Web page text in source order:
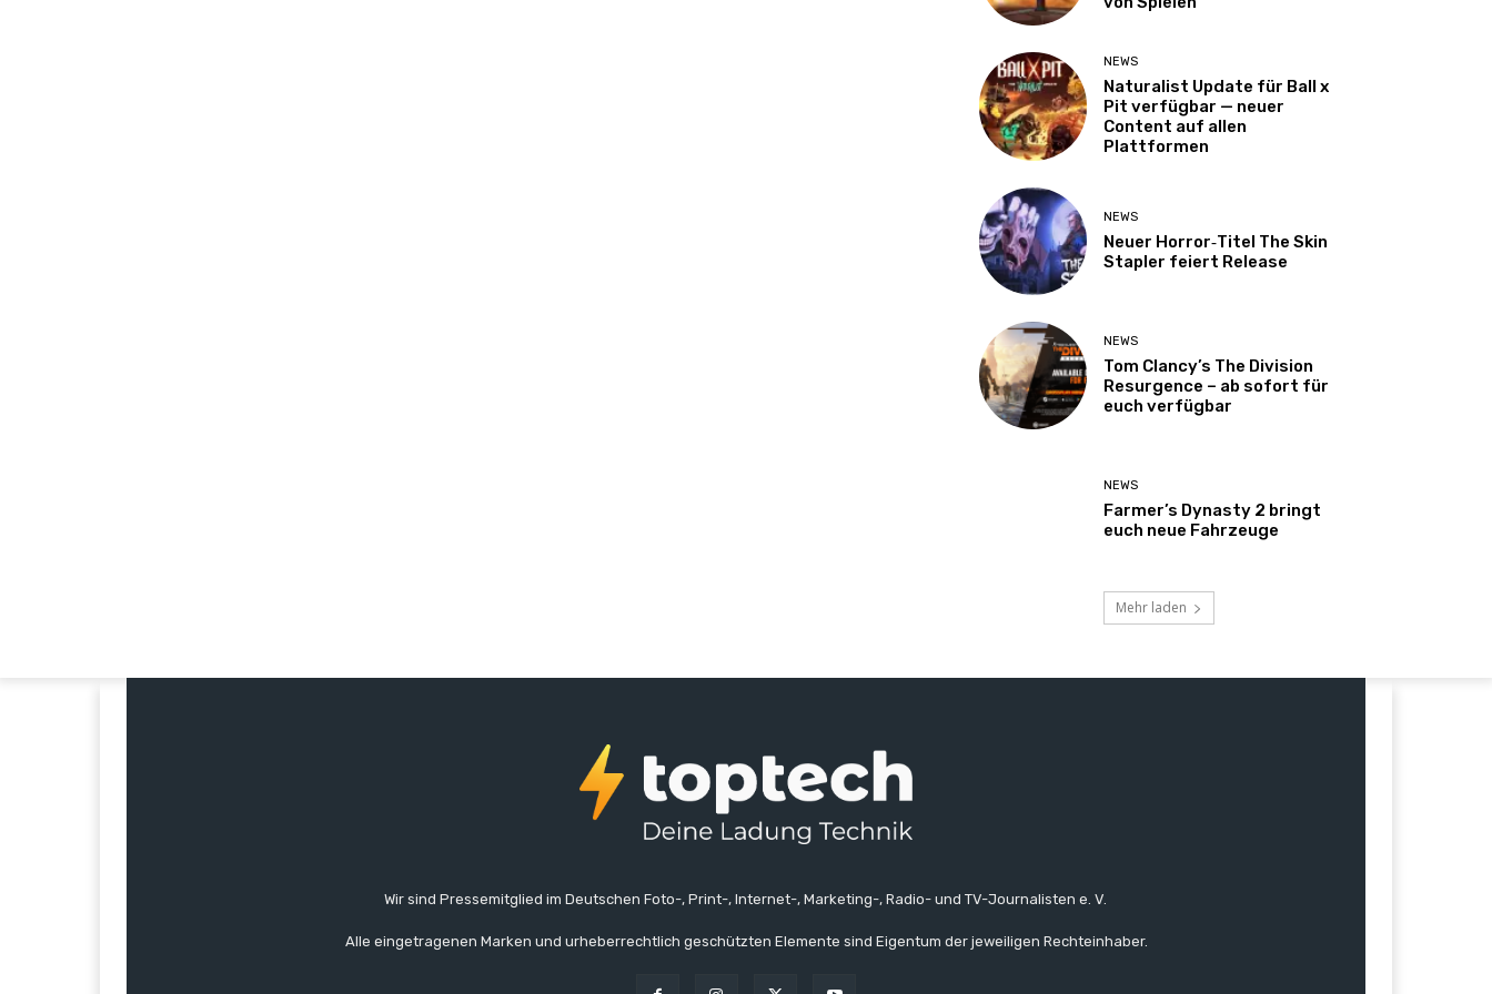
NEWS
Naturalist Update für Ball x
Pit verfügbar — neuer
Content auf allen
Plattformen
NEWS
Neuer Horror‑Titel The Skin
Stapler feiert Release
NEWS
Tom Clancy’s The Division
Resurgence – ab sofort für
euch verfügbar
NEWS
Farmer’s Dynasty 2 bringt
euch neue Fahrzeuge
Mehr laden
Wir sind Pressemitglied im Deutschen Foto-, Print-, Internet-, Marketing-, Radio- und TV-Journalisten e. V.
Alle eingetragenen Marken und urheberrechtlich geschützten Elemente sind Eigentum der jeweiligen Rechteinhaber.